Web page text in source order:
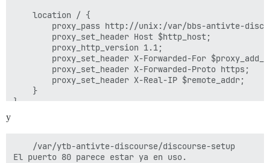
## Si deseas establecer la dirección de correo
## Después de recibir el primer correo de
#- exec: rails r
  - exec: echo "Fin de comandos personalizados"
    location / {
proxy_pass http://unix:/var/bbs-antivte-
        proxy_set_header Host $http_host;
        proxy_http_version 1.1;
proxy_set_header X-Forwarded-For
        proxy_set_header X-Forwarded-Proto https;
        proxy_set_header X-Real-IP $remote_addr;
    }
}
y
    /var/ytb-antivte-discourse/discourse-setup
El puerto 80 parece estar ya en uso.